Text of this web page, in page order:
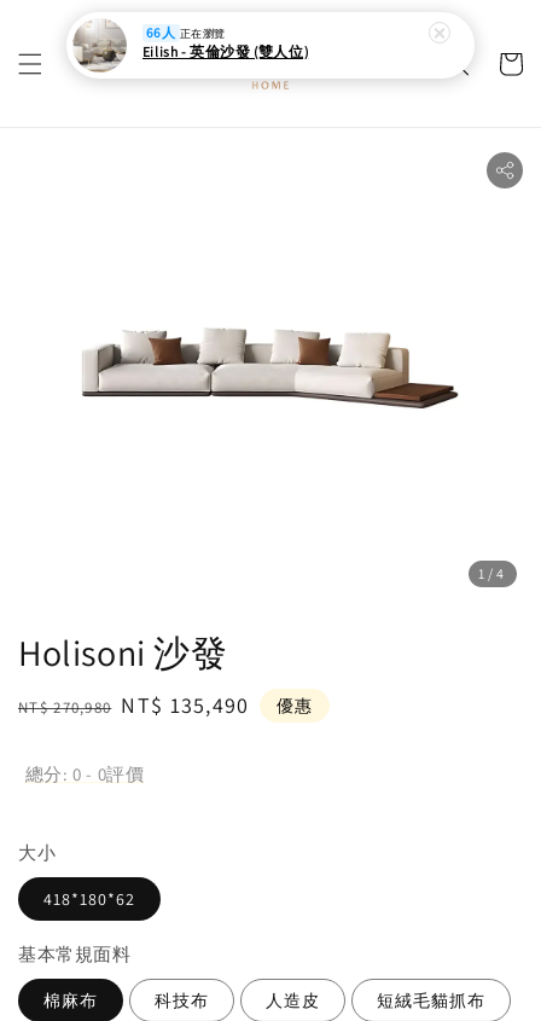
1 /4
Holisoni 沙發
Regular
NT$ 270,980 Sale
NT$ 135,490 優惠
總分:0 - 0評價
大小
418*180*62
基本常規面料
棉麻布 科技布 人造皮 短絨毛貓抓布